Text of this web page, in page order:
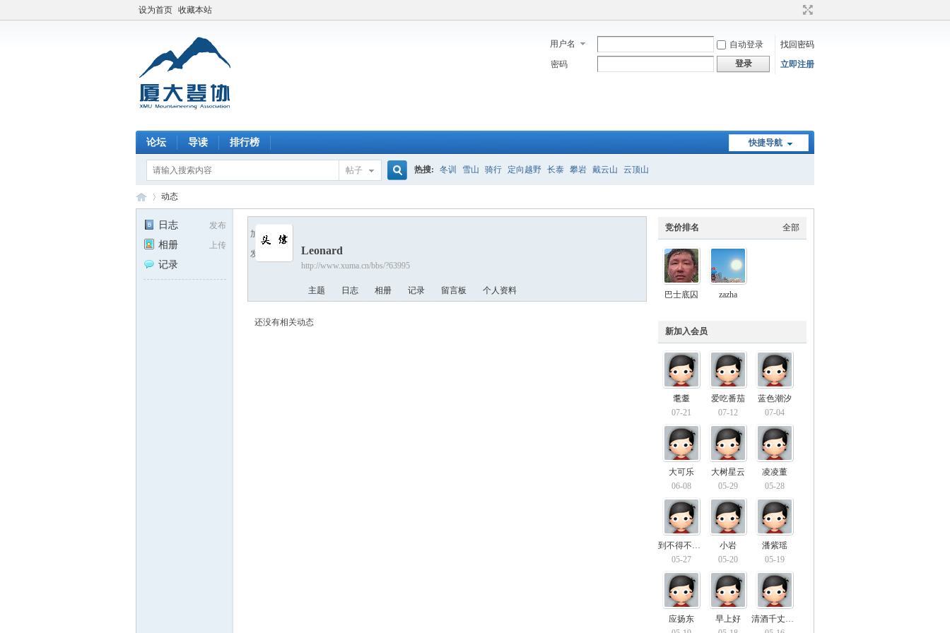
设为首页 收藏本站
用户名 自动登录
找回密码
密码
登录 立即注册
快捷导航
论坛 导读 排行榜
帖子 热搜: 冬训 雪山 骑行 定向越野 长泰 攀岩 戴云山 云顶山
动态
发布
日志
上传
相册
记录
全部
竞价排名
巴士底囚 zazha
新加入会员
耄耋
07-21
爱吃番茄
07-12
蓝色潮汐
07-04
大可乐
06-08
大树星云
05-29
凌凌董
05-28
到不得不说的事
05-27
小岩
05-20
潘紫瑶
05-19
应扬东
早上好
清酒千丈饮飞鸟
加为好友
发送消息
Leonard
http://www.xuma.cn/bbs/?63995
主题 日志 相册 记录 留言板 个人资料
还没有相关动态